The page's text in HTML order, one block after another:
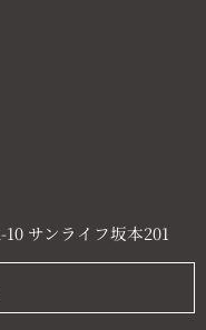
サンライフ坂本201